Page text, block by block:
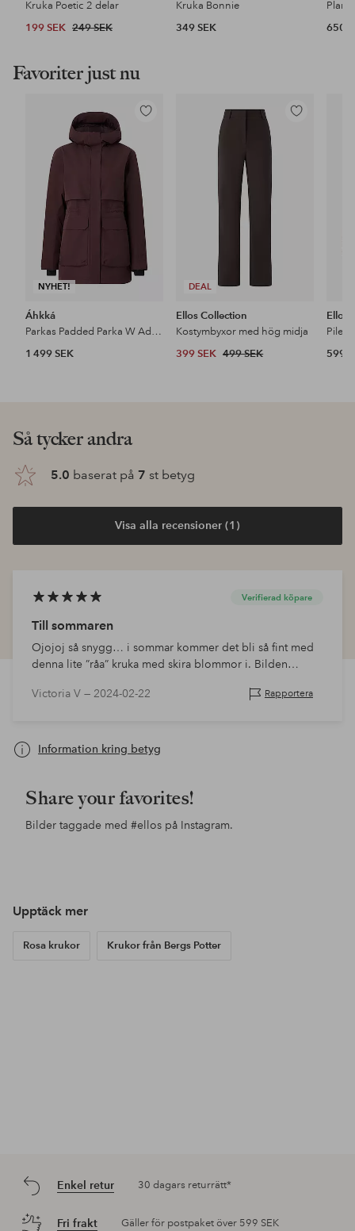
Kruka Poetic 2 delar
199 SEK 249 SEK
Kruka Bonnie
349 SEK
650
Favoriter just nu
NYHET!
Lägg
favoriter
Áhkká
Parkas Padded Parka W Adjustable Waist
1 499 SEK
DEAL
Lägg
Ellos Collection
Kostymbyxor med hög midja
399 SEK 499 SEK
Ellos
599
Så tycker andra
5.0 baserat på 7 st betyg
Visa alla recensioner (1)
Verifierad köpare
Till sommaren
Ojojoj så snygg… i sommar kommer det bli så fint med
denna lite ”råa” kruka med skira blommor i. Bilden
Victoria V — 2024-02-22 Rapportera
Information kring betyg
Share your favorites!
Bilder taggade med #ellos på Instagram.
Upptäck mer
Rosa krukor Krukor från Bergs Potter
Enkel retur 30 dagars returrätt*
Fri frakt Gäller för postpaket över 599 SEK